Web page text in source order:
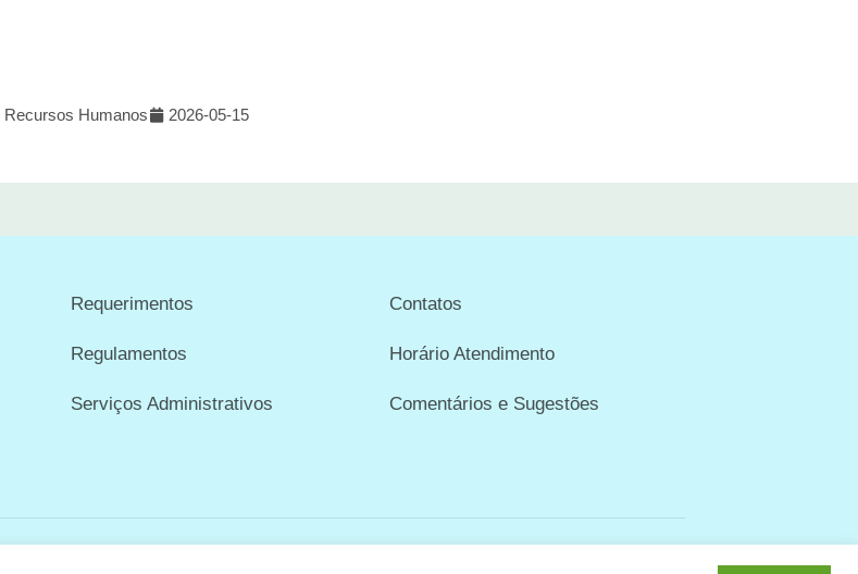
Recursos Humanos 2026-05-15
Requerimentos
Regulamentos
Serviços Administrativos
Contatos
Horário Atendimento
Comentários e Sugestões